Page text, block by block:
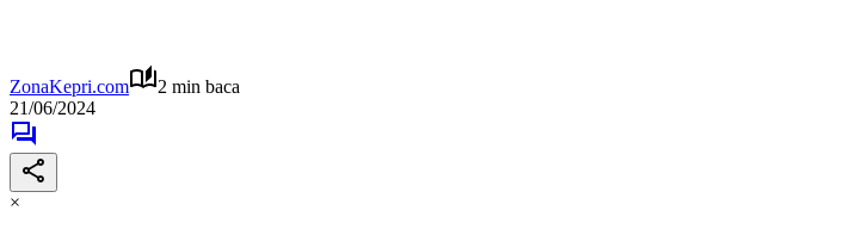
ZonaKepri.com
2 min baca
21/06/2024
×